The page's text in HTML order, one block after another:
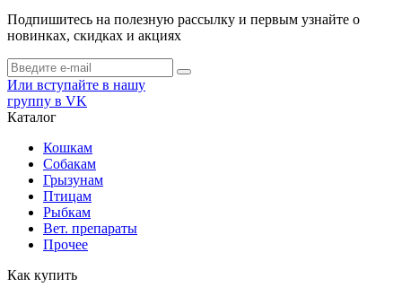
Подпишитесь на полезную рассылку и первым узнайте о
новинках, скидках и акциях
Или вступайте в нашу
группу в VK
Каталог
Кошкам
Собакам
Грызунам
Птицам
Рыбкам
Вет. препараты
Прочее
Как купить